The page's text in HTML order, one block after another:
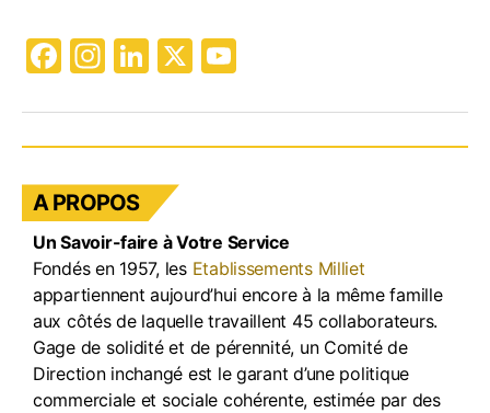
F
c
e
b
o
o
k
In
a
gr
a
m
Li
k
e
dI
n
X
u
T
b
e
A PROPOS
Un Savoir-faire à Votre Service
Fondés en 1957, les Etablissements Milliet
appartiennent aujourd’hui encore à la même famille
aux côtés de laquelle travaillent 45 collaborateurs.
Gage de solidité et de pérennité, un Comité de
Direction inchangé est le garant d’une politique
commerciale et sociale cohérente, estimée par des